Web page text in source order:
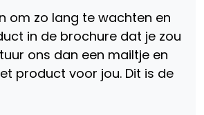
om zo lang te wachten en
in de brochure dat je zou
ons dan een mailtje en
product voor jou. Dit is de